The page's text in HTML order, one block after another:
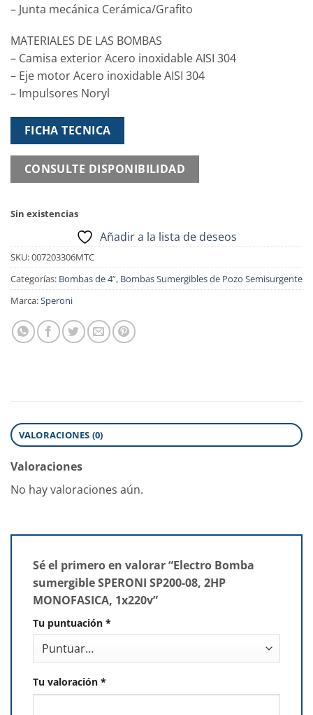
– Junta mecánica Cerámica/Grafito
MATERIALES DE LAS BOMBAS
– Camisa exterior Acero inoxidable AISI 304
– Eje motor Acero inoxidable AISI 304
– Impulsores Noryl
FICHA TECNICA
CONSULTE DISPONIBILIDAD
Sin existencias
Añadir a la lista de deseos
SKU:007203306MTC
Categorías: Bombas de 4”, Bombas Sumergibles de Pozo Semisurgente
Marca:Speroni
VALORACIONES (0)
Valoraciones
No hay valoraciones aún.
Sé el primero en valorar “Electro Bomba
sumergible SPERONI SP200-08, 2HP
MONOFASICA, 1x220v”
Tu puntuación *
Tu valoración *